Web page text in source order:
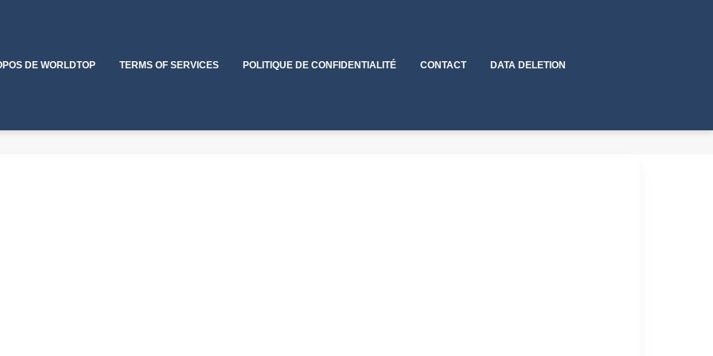
DE WORLDTOP TERMS OF SERVICES POLITIQUE DE CONFIDENTIALITÉ CONTACT DATA DELETION